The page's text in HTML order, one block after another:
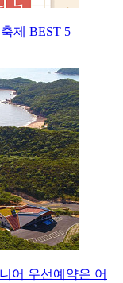
제 BEST 5
어 우선예약은 어